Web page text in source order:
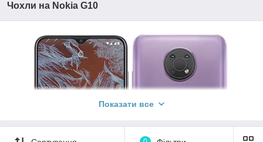
Чохли на Nokia G10
Показати все